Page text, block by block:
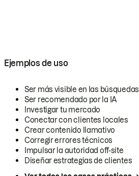
Ejemplos de uso
Ser más visible en las búsquedas
Ser recomendado por la IA
Investigar tu mercado
Conectar con clientes locales
Crear contenido llamativo
Corregir errores técnicos
Impulsar la autoridad off-site
Diseñar estrategias de clientes